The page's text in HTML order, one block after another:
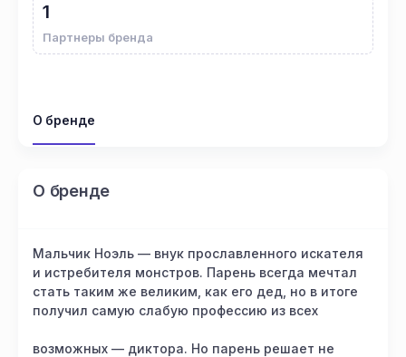
1
Партнеры бренда
О бренде
О бренде
Мальчик Ноэль — внук прославленного искателя
и истребителя монстров. Парень всегда мечтал
стать таким же великим, как его дед, но в итоге
получил самую слабую профессию из всех
возможных — диктора. Но парень решает не